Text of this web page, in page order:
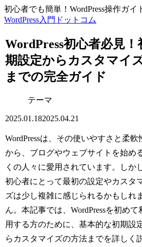
初心者でも簡単！WordPress操作ガイ
WordPress入門ドットコム
WordPress初心者必見！
期設定からカスタマイ
までの完全ガイド
テーマ
2025.01.182025.04.21
WordPressは、その使いやすさと柔軟
から、ブログやウェブサイトを始め
くの人々に愛用されています。しか
初心者にとって最初の設定やカスタ
ズは少し複雑に感じられるかもしれ
ん。本記事では、WordPressを初めて
用する方のために、基本的な初期設
らカスタマイズの方法までを詳しく